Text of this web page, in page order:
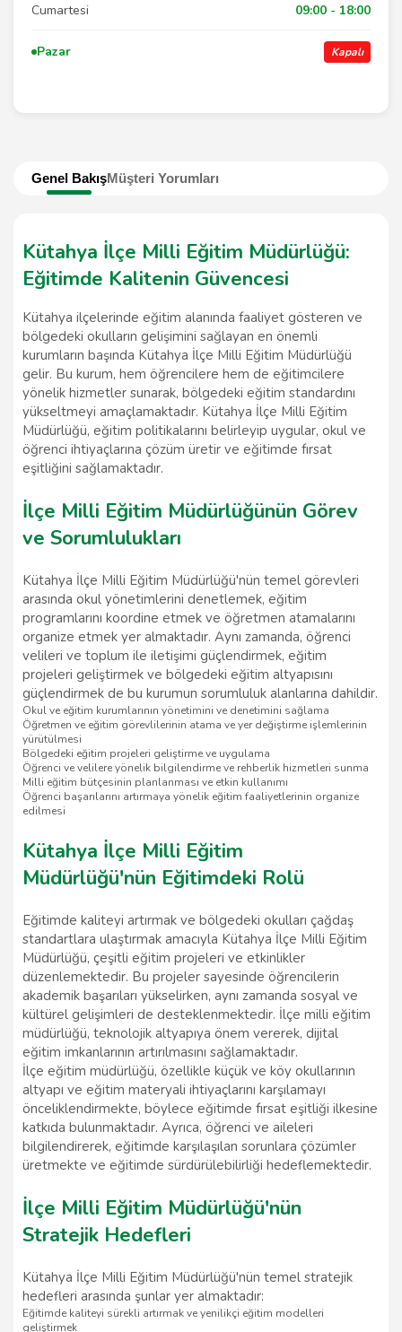
Genel BakışMüşteri Yorumları
Kütahya İlçe Milli Eğitim Müdürlüğü:
Eğitimde Kalitenin Güvencesi
Kütahya ilçelerinde eğitim alanında faaliyet gösteren ve
bölgedeki okulların gelişimini sağlayan en önemli
kurumların başında Kütahya İlçe Milli Eğitim Müdürlüğü
gelir. Bu kurum, hem öğrencilere hem de eğitimcilere
yönelik hizmetler sunarak, bölgedeki eğitim standardını
yükseltmeyi amaçlamaktadır. Kütahya İlçe Milli Eğitim
Müdürlüğü, eğitim politikalarını belirleyip uygular, okul ve
öğrenci ihtiyaçlarına çözüm üretir ve eğitimde fırsat
eşitliğini sağlamaktadır.
İlçe Milli Eğitim Müdürlüğünün Görev
ve Sorumlulukları
Kütahya İlçe Milli Eğitim Müdürlüğü'nün temel görevleri
arasında okul yönetimlerini denetlemek, eğitim
programlarını koordine etmek ve öğretmen atamalarını
organize etmek yer almaktadır. Aynı zamanda, öğrenci
velileri ve toplum ile iletişimi güçlendirmek, eğitim
projeleri geliştirmek ve bölgedeki eğitim altyapısını
güçlendirmek de bu kurumun sorumluluk alanlarına dahildir.
Okul ve eğitim kurumlarının yönetimini ve denetimini sağlama
Öğretmen ve eğitim görevlilerinin atama ve yer değiştirme işlemlerinin
yürütülmesi
Bölgedeki eğitim projeleri geliştirme ve uygulama
Öğrenci ve velilere yönelik bilgilendirme ve rehberlik hizmetleri sunma
Milli eğitim bütçesinin planlanması ve etkin kullanımı
Öğrenci başarılarını artırmaya yönelik eğitim faaliyetlerinin organize
edilmesi
Kütahya İlçe Milli Eğitim
Müdürlüğü'nün Eğitimdeki Rolü
Eğitimde kaliteyi artırmak ve bölgedeki okulları çağdaş
standartlara ulaştırmak amacıyla Kütahya İlçe Milli Eğitim
Müdürlüğü, çeşitli eğitim projeleri ve etkinlikler
düzenlemektedir. Bu projeler sayesinde öğrencilerin
akademik başarıları yükselirken, aynı zamanda sosyal ve
kültürel gelişimleri de desteklenmektedir. İlçe milli eğitim
müdürlüğü, teknolojik altyapıya önem vererek, dijital
eğitim imkanlarının artırılmasını sağlamaktadır.
İlçe eğitim müdürlüğü, özellikle küçük ve köy okullarının
altyapı ve eğitim materyali ihtiyaçlarını karşılamayı
önceliklendirmekte, böylece eğitimde fırsat eşitliği ilkesine
katkıda bulunmaktadır. Ayrıca, öğrenci ve aileleri
bilgilendirerek, eğitimde karşılaşılan sorunlara çözümler
üretmekte ve eğitimde sürdürülebilirliği hedeflemektedir.
İlçe Milli Eğitim Müdürlüğü'nün
Stratejik Hedefleri
Kütahya İlçe Milli Eğitim Müdürlüğü'nün temel stratejik
hedefleri arasında şunlar yer almaktadır:
Eğitimde kaliteyi sürekli artırmak ve yenilikçi eğitim modelleri
geliştirmek
Cumartesi 09:00 - 18:00
Pazar Kapalı